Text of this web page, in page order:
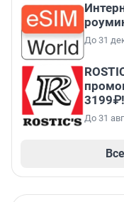
До 31
3199₽!
До 31